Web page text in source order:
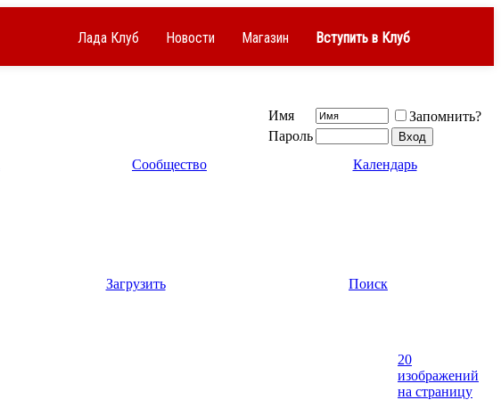
Лада Клуб Новости Магазин Вступить в Клуб
Имя
Запомнить?
Пароль
Сообщество Календарь
Загрузить Поиск
20
изображений
на страницу